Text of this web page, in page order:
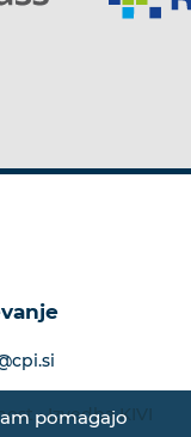
pomagajo
•Izvedba KIVI